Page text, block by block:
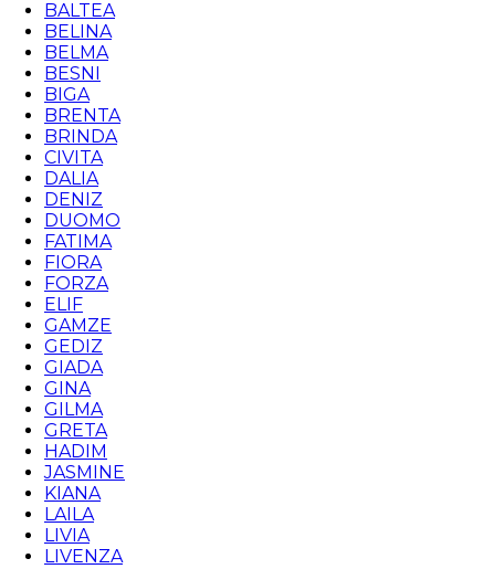
BALTEA
BELINA
BELMA
BESNI
BIGA
BRENTA
BRINDA
CIVITA
DALIA
DENIZ
DUOMO
FATIMA
FIORA
FORZA
ELIF
GAMZE
GEDIZ
GIADA
GINA
GILMA
GRETA
HADIM
JASMINE
KIANA
LAILA
LIVIA
LIVENZA